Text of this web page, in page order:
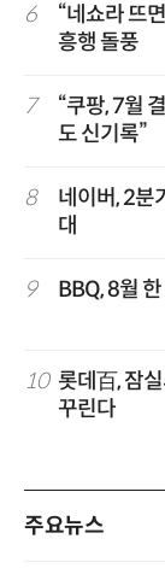
6
“네쇼라 뜨
흥행 돌풍
7
“쿠팡, 7월
도 신기록”
8
네이버, 2분
대
9 BBQ, 8월
10 롯데百, 잠
꾸린다
주요뉴스